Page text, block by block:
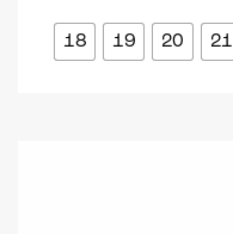
18 19 20 21